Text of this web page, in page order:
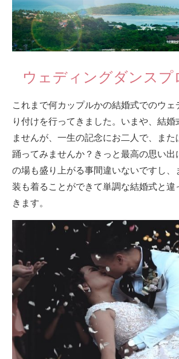
ウェディングダンスプ
これまで何カップルかの結婚式でのウェ
り付けを行ってきました。いまや、結
ませんが、一生の記念にお二人で、ま
踊ってみませんか？きっと最高の思い
の場も盛り上がる事間違いないですし、
装も着ることができて単調な結婚式と違
きます。